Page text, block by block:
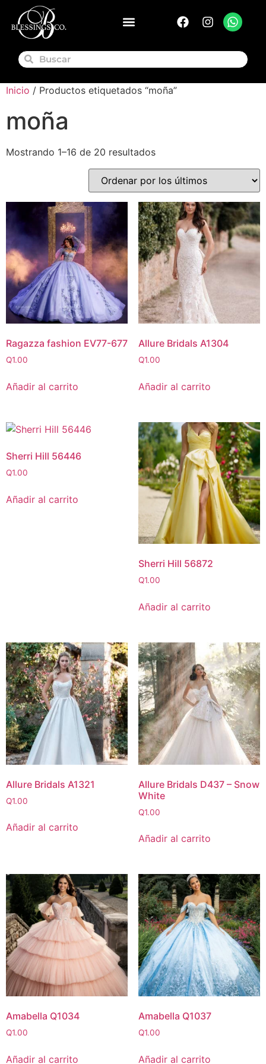
Inicio / Productos etiquetados “moña”
moña
Mostrando 1–16 de 20 resultados
Ragazza fashion EV77-677
Q1.00
Añadir al carrito
Allure Bridals A1304
Q1.00
Añadir al carrito
Sherri Hill 56446
Q1.00
Añadir al carrito
Sherri Hill 56872
Q1.00
Añadir al carrito
Allure Bridals A1321
Q1.00
Añadir al carrito
Allure Bridals D437 – Snow
White
Q1.00
Añadir al carrito
Amabella Q1034
Q1.00
Añadir al carrito
Amabella Q1037
Q1.00
Añadir al carrito